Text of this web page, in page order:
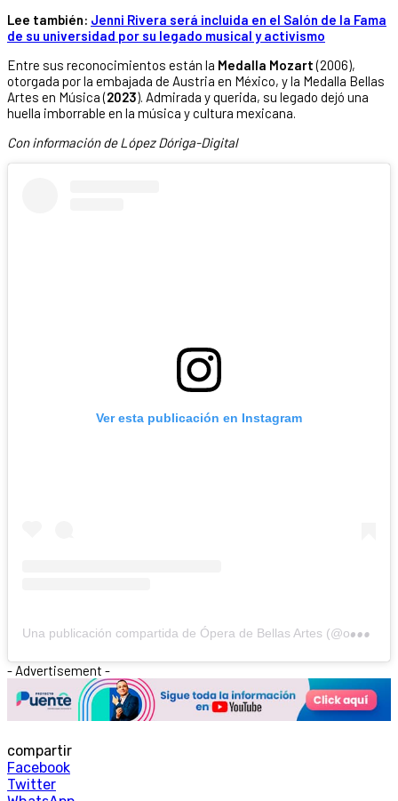
Lee también: Jenni Rivera será incluida en el Salón de la Fama
de su universidad por su legado musical y activismo
Entre sus reconocimientos están la Medalla Mozart(2006),
otorgada por la embajada de Austria en México, y la Medalla Bellas
Artes en Música (2023). Admirada y querida, su legado dejó una
huella imborrable en la música y cultura mexicana.
Con información de López Dóriga-Digital
Ver esta publicación en Instagram
U
na publicación compartida de Ópera de Bellas Artes (@operadebellasartes)
- Advertisement -
compartir
Facebook
Twitter